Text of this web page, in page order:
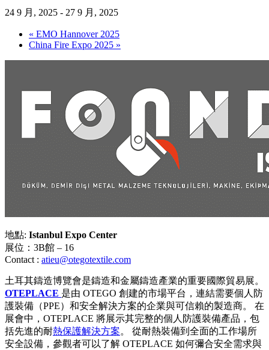
24 9 月, 2025 - 27 9 月, 2025
« EMO Hannover 2025
China Fire Expo 2025 »
地點: Istanbul Expo Center
展位：3B館 – 16
Contact : atieu@otegotextile.com
土耳其鑄造博覽會是鑄造和金屬鑄造產業的重要國際貿易展。
OTEPLACE 是由 OTEGO 創建的市場平台，連結需要個人防
護裝備（PPE）和安全解決方案的企業與可信賴的製造商。 在
展會中，OTEPLACE 將展示其完整的個人防護裝備產品，包
括先進的耐熱保護解決方案。 從耐熱裝備到全面的工作場所
安全設備，參觀者可以了解 OTEPLACE 如何彌合安全需求與